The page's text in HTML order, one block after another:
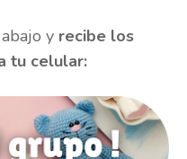
y recibe los
tu celular: